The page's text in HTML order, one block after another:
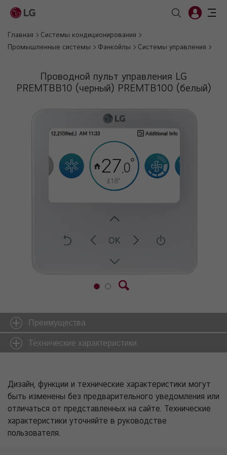
Главная
Системы кондиционирования
Промышленные системы
Фанкойлы Системы управления
Проводной пульт управления LG
PREMTBB10 (черный) PREMTB100 (белый)
Преимущества
Технические характеристики
Дизайн, функции и технические характеристики могут
быть изменены без предварительного уведомления или
отличаться от представленных на сайте. Технические
характеристики уточняйте в руководстве
пользователя.